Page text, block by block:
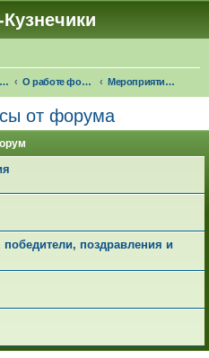
Кузнечики" (18+) О работе форума "Малыши-Кузнечики" Мероприятия и конкурсы от форума
от форума
поздравления и